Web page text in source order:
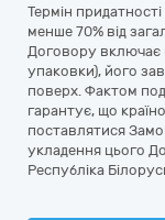
Термін
менше 70% від
Договору включає
упаковки), його
поверх. Фактом
гарантує, що
поставлятися
укладення цього
Республіка